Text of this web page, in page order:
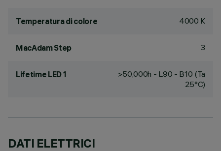
Temperatura di colore 4000 K
MacAdam Step 3
Lifetime LED 1
>50,000h - L90 - B10 (Ta
25°C)
DATI ELETTRICI